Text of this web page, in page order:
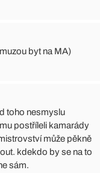
byt na MA)
toho nesmyslu
postříleli kamarády
může pěkně
kdekdo by se na to
sám.